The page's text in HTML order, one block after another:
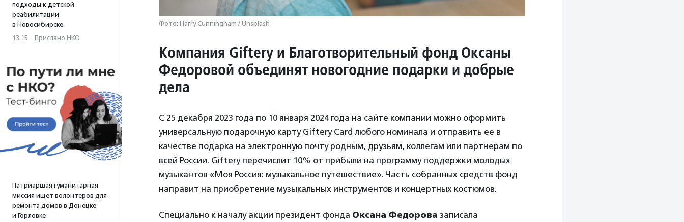
подходы к детской
реабилитации
в Новосибирске
13:15 · Прислано НКО
Патриаршая гуманитарная
миссия ищет волонтеров для
ремонта домов в Донецке
и Горловке
Фото: Harry Cunningham / Unsplash
Компания Giftery и Благотворительный фонд Оксаны
Федоровой объединят новогодние подарки и добрые
дела
С 25 декабря 2023 года по 10 января 2024 года на сайте компании можно оформить
универсальную подарочную карту Giftery Сard любого номинала и отправить ее в
качестве подарка на электронную почту родным, друзьям, коллегам или партнерам по
всей России. Giftery перечислит 10% от прибыли на программу поддержки молодых
музыкантов «Моя Россия: музыкальное путешествие». Часть собранных средств фонд
направит на приобретение музыкальных инструментов и концертных костюмов.
Специально к началу акции президент фонда Оксана Федорова записала